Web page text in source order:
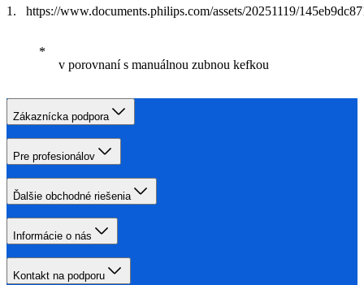
https://www.documents.philips.com/assets/20251119/
v porovnaní s manuálnou zubnou kefkou
Zákaznícka podpora
Pre profesionálov
Ďalšie obchodné riešenia
Informácie o nás
Kontakt na podporu